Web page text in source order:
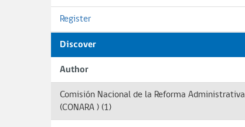
Register
Discover
Author
Comisión Nacional de la Reforma Administrativa
(CONARA ) (1)